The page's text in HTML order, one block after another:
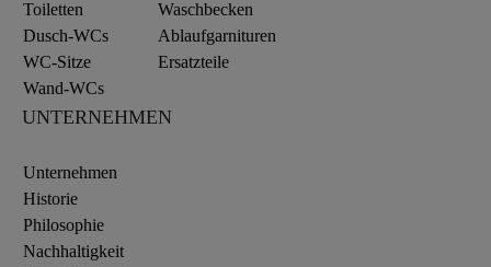
Toiletten
Dusch-WCs
WC-Sitze
Wand-WCs
Waschbecken
Ablaufgarnituren
Ersatzteile
UNTERNEHMEN
Unternehmen
Historie
Philosophie
Nachhaltigkeit